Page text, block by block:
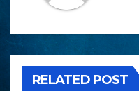
RELATED POST